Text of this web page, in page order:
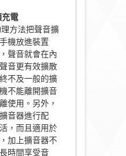
電
方法把聲音擴
機放進裝置
聲音就會在內
音更有效擴散
不及一般的擴
不能離開擴音
使用。另外，
音器進行配
，而且適用於
加上擴音器不
時間享受音